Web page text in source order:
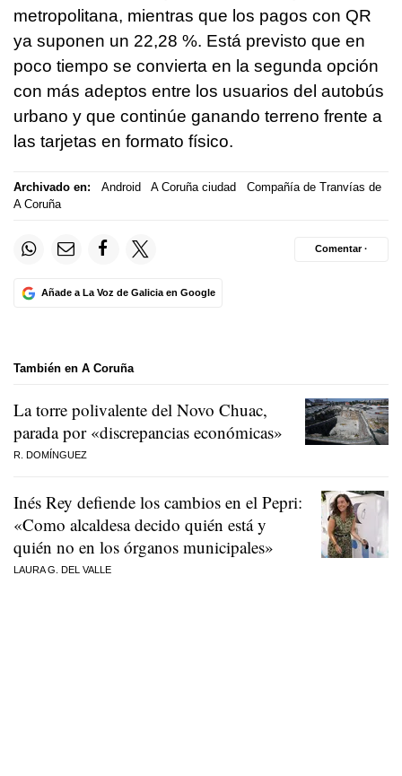
metropolitana, mientras que los pagos con QR
ya suponen un 22,28 %. Está previsto que en
poco tiempo se convierta en la segunda opción
con más adeptos entre los usuarios del autobús
urbano y que continúe ganando terreno frente a
las tarjetas en formato físico.
Archivado en: Android A Coruña ciudad
Compañía de Tranvías de
A Coruña
Añade a La Voz de Galicia en Google
Comentar ·
También en A Coruña
La torre polivalente del Novo Chuac,
parada por «discrepancias económicas»
R. DOMÍNGUEZ
Inés Rey defiende los cambios en el Pepri:
«Como alcaldesa decido quién está y
quién no en los órganos municipales»
LAURA G. DEL VALLE